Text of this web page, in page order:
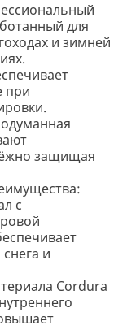
для
и зимней
при
защищая
с
и
Cordura